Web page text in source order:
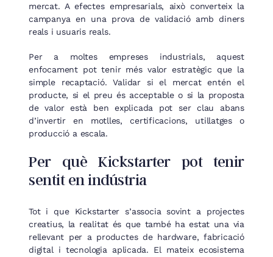
mercat. A efectes empresarials, això converteix la
campanya en una prova de validació amb diners
reals i usuaris reals.
Per a moltes empreses industrials, aquest
enfocament pot tenir més valor estratègic que la
simple recaptació. Validar si el mercat entén el
producte, si el preu és acceptable o si la proposta
de valor està ben explicada pot ser clau abans
d’invertir en motlles, certificacions, utillatges o
producció a escala.
Per què Kickstarter pot tenir
sentit en indústria
Tot i que Kickstarter s’associa sovint a projectes
creatius, la realitat és que també ha estat una via
rellevant per a productes de hardware, fabricació
digital i tecnologia aplicada. El mateix ecosistema